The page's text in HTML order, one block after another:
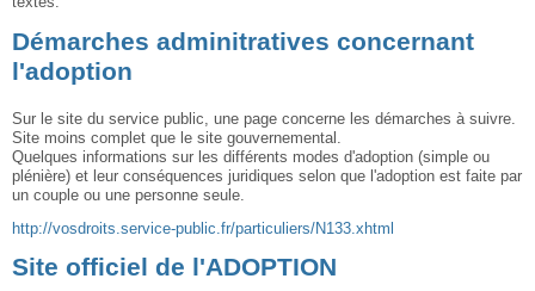
Démarches adminitratives concernant
l'adoption
Sur le site du service public, une page concerne les démarches à suivre.
Site moins complet que le site gouvernemental.
Quelques informations sur les différents modes d'adoption (simple ou
plénière) et leur conséquences juridiques selon que l'adoption est faite par
un couple ou une personne seule.
http://vosdroits.service-public.fr/particuliers/N133.xhtml
Site officiel de l'ADOPTION